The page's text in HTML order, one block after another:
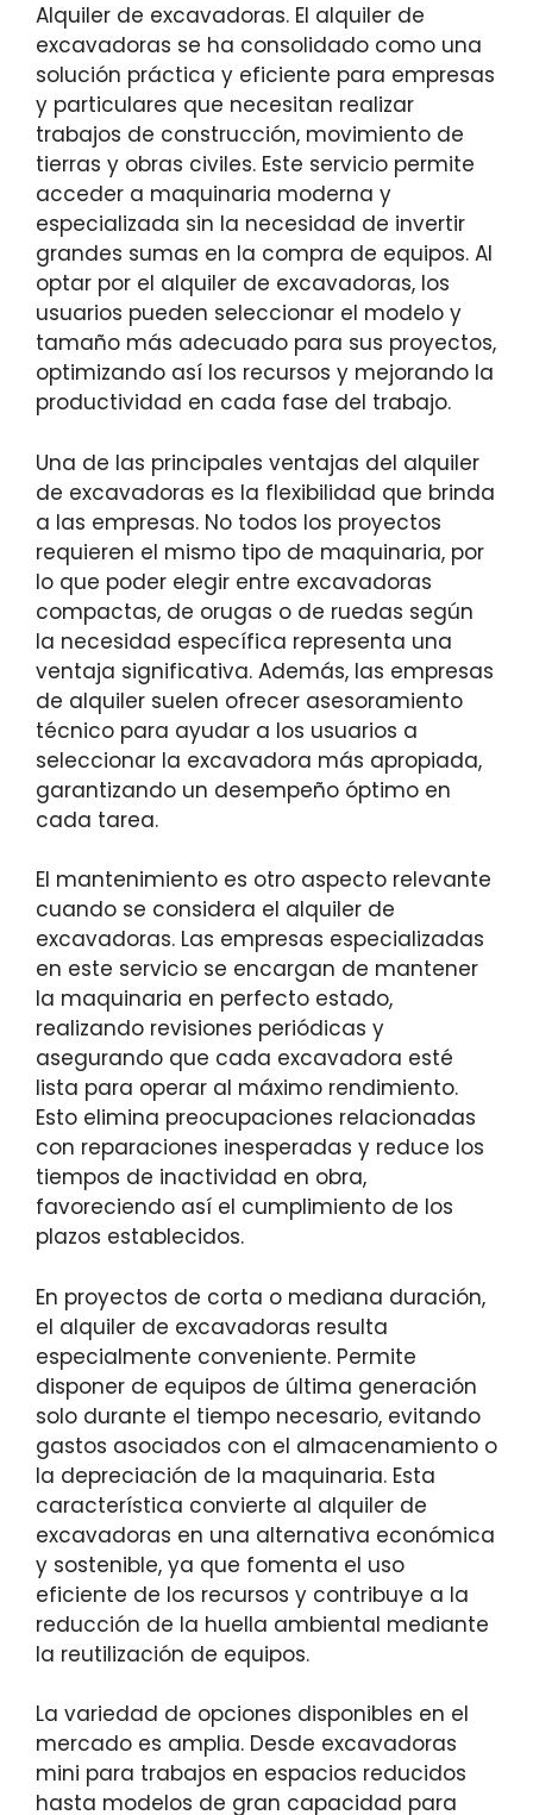
Alquiler de excavadoras. El alquiler de
excavadoras se ha consolidado como una
solución práctica y eficiente para empresas
y particulares que necesitan realizar
trabajos de construcción, movimiento de
tierras y obras civiles. Este servicio permite
acceder a maquinaria moderna y
especializada sin la necesidad de invertir
grandes sumas en la compra de equipos. Al
optar por el alquiler de excavadoras, los
usuarios pueden seleccionar el modelo y
tamaño más adecuado para sus proyectos,
optimizando así los recursos y mejorando la
productividad en cada fase del trabajo.
Una de las principales ventajas del alquiler
de excavadoras es la flexibilidad que brinda
a las empresas. No todos los proyectos
requieren el mismo tipo de maquinaria, por
lo que poder elegir entre excavadoras
compactas, de orugas o de ruedas según
la necesidad específica representa una
ventaja significativa. Además, las empresas
de alquiler suelen ofrecer asesoramiento
técnico para ayudar a los usuarios a
seleccionar la excavadora más apropiada,
garantizando un desempeño óptimo en
cada tarea.
El mantenimiento es otro aspecto relevante
cuando se considera el alquiler de
excavadoras. Las empresas especializadas
en este servicio se encargan de mantener
la maquinaria en perfecto estado,
realizando revisiones periódicas y
asegurando que cada excavadora esté
lista para operar al máximo rendimiento.
Esto elimina preocupaciones relacionadas
con reparaciones inesperadas y reduce los
tiempos de inactividad en obra,
favoreciendo así el cumplimiento de los
plazos establecidos.
En proyectos de corta o mediana duración,
el alquiler de excavadoras resulta
especialmente conveniente. Permite
disponer de equipos de última generación
solo durante el tiempo necesario, evitando
gastos asociados con el almacenamiento o
la depreciación de la maquinaria. Esta
característica convierte al alquiler de
excavadoras en una alternativa económica
y sostenible, ya que fomenta el uso
eficiente de los recursos y contribuye a la
reducción de la huella ambiental mediante
la reutilización de equipos.
La variedad de opciones disponibles en el
mercado es amplia. Desde excavadoras
mini para trabajos en espacios reducidos
hasta modelos de gran capacidad para